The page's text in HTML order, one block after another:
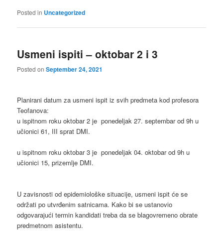
Posted in Uncategorized
Usmeni ispiti – oktobar 2 i 3
Posted onSeptember 24, 2021
Planirani datum za usmeni ispit iz svih predmeta kod profesora
Teofanova:
u ispitnom roku oktobar 2 je ponedeljak 27. septembar od 9h u
učionici 61, III sprat DMI.
u ispitnom roku oktobar 3 je ponedeljak 04. oktobar od 9h u
učionici 15, prizemlje DMI.
U zavisnosti od epidemiološke situacije, usmeni ispit će se
održati po utvrđenim satnicama. Kako bi se ustanovio
odgovarajući termin kandidati treba da se blagovremeno obrate
predmetnom asistentu.